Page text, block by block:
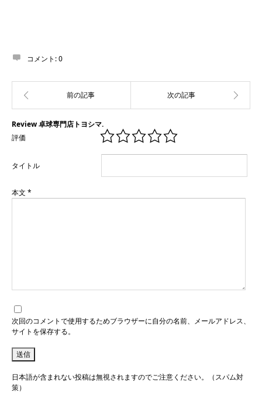
コメント:0
Review 卓球専門店トヨシマ.
評価
タイトル
本文 *
次回のコメントで使用するためブラウザーに自分の名前、メールアドレス、
サイトを保存する。
日本語が含まれない投稿は無視されますのでご注意ください。（スパム対
策）